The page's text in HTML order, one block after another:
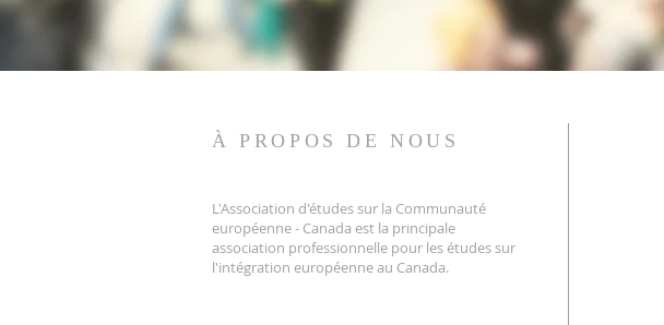
À PROPOS DE NOUS
L'Association d'études sur la Communauté
européenne - Canada est la principale
association professionnelle pour les études sur
l'intégration européenne au Canada.